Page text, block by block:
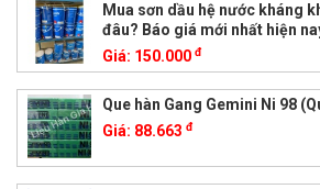
Mua sơn dầu hệ nước kháng
đâu? Báo giá mới nhất hiện
Giá: 150.000 đ
Que hàn Gang Gemini Ni 98
Giá: 88.663 đ